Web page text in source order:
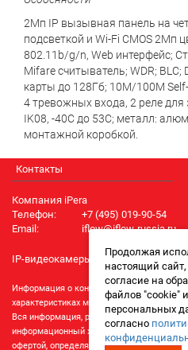
2Мп IP вызывная панель на
подсветкой и Wi-Fi CMOS 2Мп
802.11b/g/n, Web интерфейс;
Mifare считыватель; WDR;
карты до 128Гб; 10M/100M
4 тревожных входа, 2 реле для
IK08, -40C до 53C; металл:
монтажной коробкой.
Контакты
Компания iPera
Телефон:
+7 (495) 019-90-54
Email:
iflow@iflow-russia.ru
IP-видеокамеры iFlow
Информация о конкретном товаре, его
характеристиках может отличаться от
Вся информация, размещенная на данном
информационный характер и ни при каких
офертой, определяемой положениями
Продолжая
настоящий
согласие на
файлов "cookie" и
персональных
согласно